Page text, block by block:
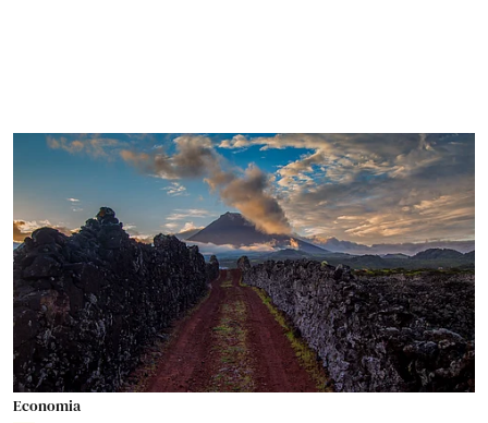
Economia